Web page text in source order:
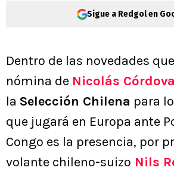
Sigue a Redgol en
Dentro de las novedades
nómina de Nicolás Córdova
la Selección Chilena para
que jugará en Europa ante
Congo es la presencia, por
volante chileno-suizo Nils